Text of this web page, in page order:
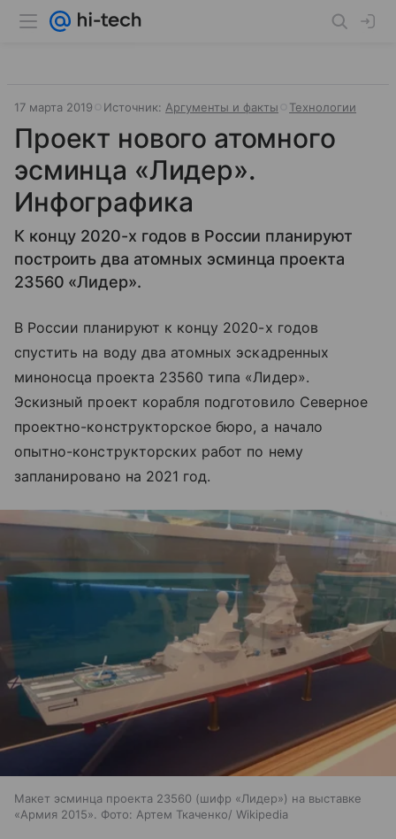
17 марта 2019 Источник: Аргументы и факты Технологии
Проект нового атомного
эсминца «Лидер».
Инфографика
К концу 2020-х годов в России планируют
построить два атомных эсминца проекта
23560 «Лидер».
В России планируют к концу 2020-х годов
спустить на воду два атомных эскадренных
миноносца проекта 23560 типа «Лидер».
Эскизный проект корабля подготовило Северное
проектно-конструкторское бюро, а начало
опытно-конструкторских работ по нему
запланировано на 2021 год.
Макет эсминца проекта 23560 (шифр «Лидер») на выставке
«Армия 2015». Фото: Артем Ткаченко/ Wikipedia